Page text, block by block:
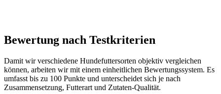
Bewertung nach Testkriterien
Damit wir verschiedene Hundefuttersorten objektiv vergleichen
können, arbeiten wir mit einem einheitlichen Bewertungssystem. Es
umfasst bis zu 100 Punkte und unterscheidet sich je nach
Zusammensetzung, Futterart und Zutaten-Qualität.